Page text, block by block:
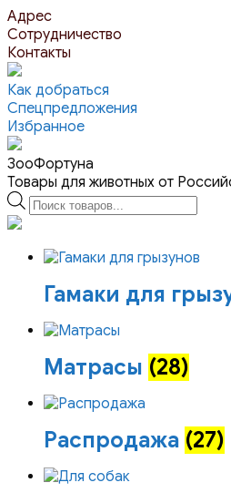
Перейти
к
контенту
Адрес
Сотрудничество
Контакты
Как добраться
Спецпредложения
Избранное
ЗооФортуна
Товары для животных от
Поиск
товаров
Гамаки для
Матрасы (28)
Распродажа (27)